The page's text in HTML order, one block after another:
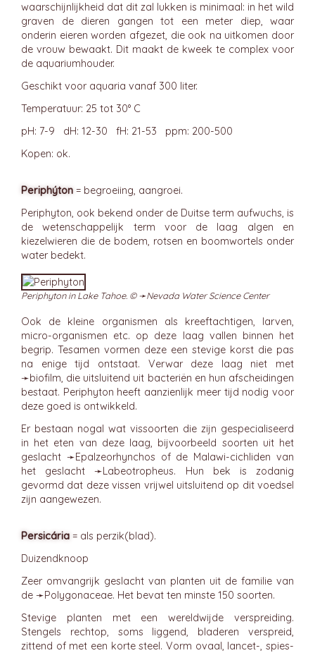
waarschijnlijkheid dat dit zal lukken is minimaal: in het wild
graven de dieren gangen tot een meter diep, waar
onderin eieren worden afgezet, die ook na uitkomen door
de vrouw bewaakt. Dit maakt de kweek te complex voor
de aquariumhouder.
Geschikt voor aquaria vanaf 300 liter.
Temperatuur: 25 tot 30° C
pH: 7-9 dH: 12-30 fH: 21-53 ppm: 200-500
Kopen: ok.
Periphýton = begroeiing, aangroei.
Periphyton, ook bekend onder de Duitse term aufwuchs, is
de wetenschappelijk term voor de laag algen en
kiezelwieren die de bodem, rotsen en boomwortels onder
water bedekt.
Periphyton in Lake Tahoe. © ➛Nevada Water Science Center
Ook de kleine organismen als kreeftachtigen, larven,
micro-organismen etc. op deze laag vallen binnen het
begrip. Tesamen vormen deze een stevige korst die pas
na enige tijd ontstaat. Verwar deze laag niet met
➛biofilm, die uitsluitend uit bacteriën en hun afscheidingen
bestaat. Periphyton heeft aanzienlijk meer tijd nodig voor
deze goed is ontwikkeld.
Er bestaan nogal wat vissoorten die zijn gespecialiseerd
in het eten van deze laag, bijvoorbeeld soorten uit het
geslacht ➛Epalzeorhynchos of de Malawi-cichliden van
het geslacht ➛Labeotropheus. Hun bek is zodanig
gevormd dat deze vissen vrijwel uitsluitend op dit voedsel
zijn aangewezen.
Persicária = als perzik(blad).
Duizendknoop
Zeer omvangrijk geslacht van planten uit de familie van
de ➛Polygonaceae. Het bevat ten minste 150 soorten.
Stevige planten met een wereldwijde verspreiding.
Stengels rechtop, soms liggend, bladeren verspreid,
zittend of met een korte steel. Vorm ovaal, lancet-, spies-